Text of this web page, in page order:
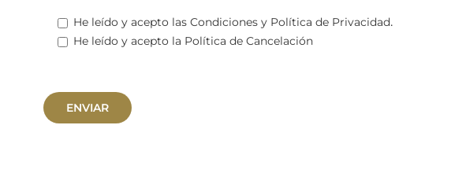
He leído y acepto las Condiciones y Política de Privacidad.
He leído y acepto la Política de Cancelación